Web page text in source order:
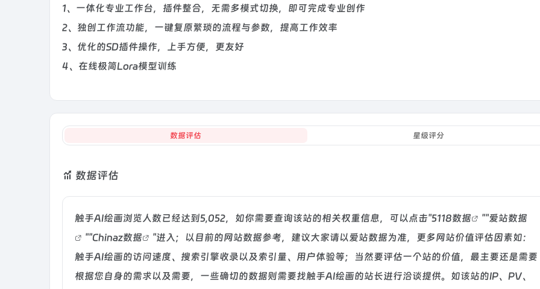
1、一体化专业工作台，插件整合，无需多模式切换，即可完成专业创作
2、独创工作流功能，一键复原繁琐的流程与参数，提高工作效率
3、优化的SD插件操作，上手方便，更友好
4、在线极简Lora模型训练
数据评估 星级评分
数据评估
触手AI绘画浏览人数已经达到5,052，如你需要查询该站的相关权重信息，可以点击"5118数据 ""爱站数据
""Chinaz数据
"进入；以目前的网站数据参考，建议大家请以爱站数据为准，更多网站价值评估因素如：
触手AI绘画的访问速度、搜索引擎收录以及索引量、用户体验等；当然要评估一个站的价值，最主要还是需要
根据您自身的需求以及需要，一些确切的数据则需要找触手AI绘画的站长进行洽谈提供。如该站的IP、PV、